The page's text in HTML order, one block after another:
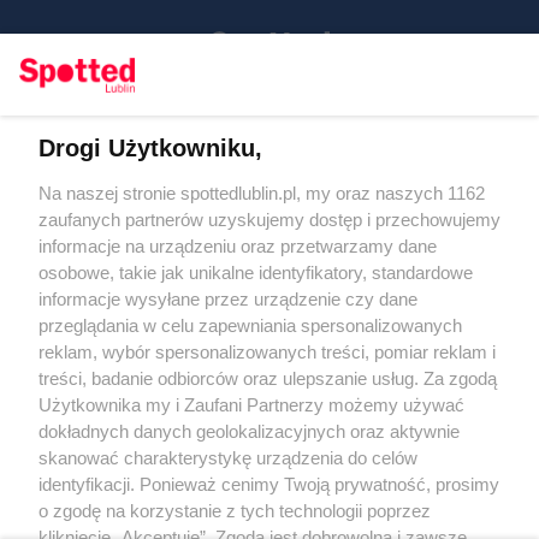
KATEGORIE
OGŁOSZENIA
WYDARZENIA
NA SKRÓTY
Regulamin
Polityka prywatności
RODO
Warunki korzystania z treści
Drogi Użytkowniku,
Na naszej stronie spottedlublin.pl, my oraz naszych 1162
zaufanych partnerów uzyskujemy dostęp i przechowujemy
informacje na urządzeniu oraz przetwarzamy dane
osobowe, takie jak unikalne identyfikatory, standardowe
informacje wysyłane przez urządzenie czy dane
przeglądania w celu zapewniania spersonalizowanych
reklam, wybór spersonalizowanych treści, pomiar reklam i
treści, badanie odbiorców oraz ulepszanie usług. Za zgodą
Użytkownika my i Zaufani Partnerzy możemy używać
dokładnych danych geolokalizacyjnych oraz aktywnie
skanować charakterystykę urządzenia do celów
identyfikacji. Ponieważ cenimy Twoją prywatność, prosimy
o zgodę na korzystanie z tych technologii poprzez